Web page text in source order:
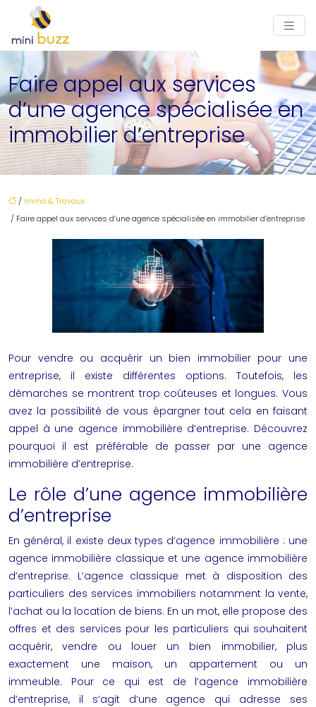
Faire appel aux services
d’une agence spécialisée en
immobilier d’entreprise
/ Immo & Travaux
/ Faire appel aux services d’une agence spécialisée en immobilier d’entreprise
Pour vendre ou acquérir un bien immobilier pour une
entreprise, il existe différentes options. Toutefois, les
démarches se montrent trop coûteuses et longues. Vous
avez la possibilité de vous épargner tout cela en faisant
appel à une agence immobilière d’entreprise. Découvrez
pourquoi il est préférable de passer par une agence
immobilière d’entreprise.
Le rôle d’une agence immobilière
d’entreprise
En général, il existe deux types d’agence immobilière : une
agence immobilière classique et une agence immobilière
d’entreprise. L’agence classique met à disposition des
particuliers des services immobiliers notamment la vente,
l’achat ou la location de biens. En un mot, elle propose des
offres et des services pour les particuliers qui souhaitent
acquérir, vendre ou louer un bien immobilier, plus
exactement une maison, un appartement ou un
immeuble. Pour ce qui est de l’agence immobilière
d’entreprise, il s’agit d’une agence qui adresse ses